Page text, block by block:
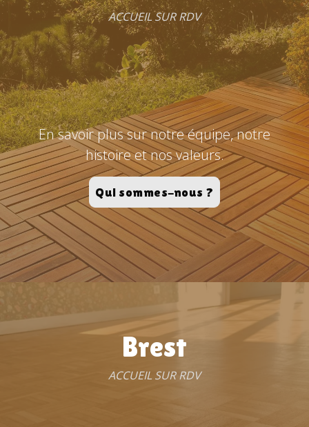
ACCUEIL SUR RDV
En savoir plus sur notre équipe, notre
histoire et nos valeurs.
Qui sommes-nous ?
Brest
ACCUEIL SUR RDV